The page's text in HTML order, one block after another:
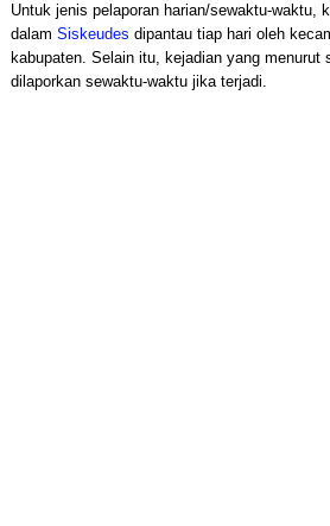
Untuk jenis pelaporan harian/sewaktu-waktu,
dalam Siskeudes dipantau tiap hari oleh
kabupaten. Selain itu, kejadian yang menurut
dilaporkan sewaktu-waktu jika terjadi.